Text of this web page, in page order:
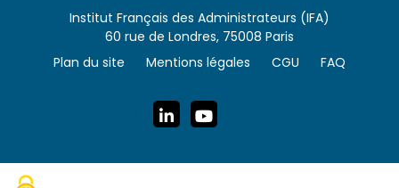
Institut Français des Administrateurs (IFA)
60 rue de Londres, 75008 Paris
Plan du site
Mentions légales CGU FAQ